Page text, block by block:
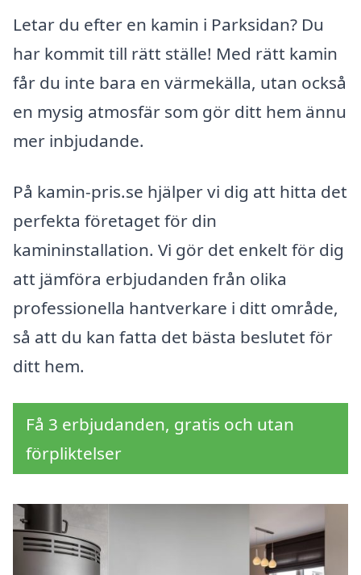
Letar du efter en kamin i Parksidan? Du
har kommit till rätt ställe! Med rätt kamin
får du inte bara en värmekälla, utan också
en mysig atmosfär som gör ditt hem ännu
mer inbjudande.
På kamin-pris.se hjälper vi dig att hitta det
perfekta företaget för din
kamininstallation. Vi gör det enkelt för dig
att jämföra erbjudanden från olika
professionella hantverkare i ditt område,
så att du kan fatta det bästa beslutet för
ditt hem.
Få 3 erbjudanden, gratis och utan
förpliktelser